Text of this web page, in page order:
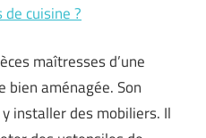
cuisine ?
maîtresses d’une
bien aménagée. Son
installer des mobiliers. Il